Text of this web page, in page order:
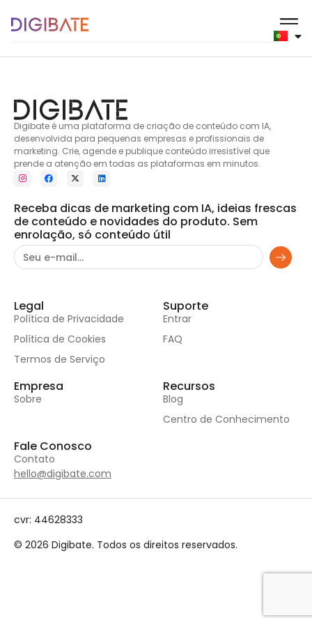
Client1
Digibate é uma plataforma de criação de conteúdo com IA,
desenvolvida para pequenas empresas e profissionais de
marketing. Crie, agende e publique conteúdo irresistível que
prende a atenção em todas as plataformas em minutos.
Receba dicas de marketing com IA, ideias frescas
de conteúdo e novidades do produto. Sem
enrolação, só conteúdo útil
Legal
Política de Privacidade
Política de Cookies
Termos de Serviço
Suporte
Entrar
FAQ
Empresa
Sobre
Recursos
Blog
Centro de Conhecimento
Fale Conosco
Contato
hello@digibate.com
cvr: 44628333
© 2026 Digibate. Todos os direitos reservados.